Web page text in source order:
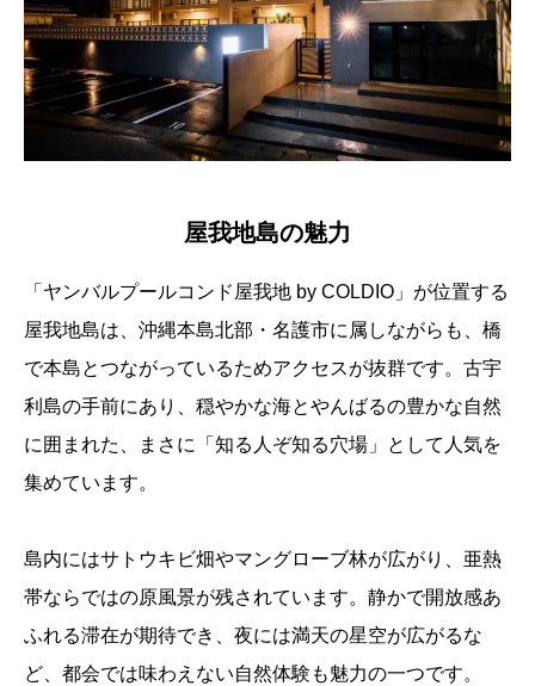
屋我地島の魅力
「ヤンバルプールコンド屋我地 by COLDIO」が位置する
屋我地島は、沖縄本島北部・名護市に属しながらも、橋
で本島とつながっているためアクセスが抜群です。古宇
利島の手前にあり、穏やかな海とやんばるの豊かな自然
に囲まれた、まさに「知る人ぞ知る穴場」として人気を
集めています。
島内にはサトウキビ畑やマングローブ林が広がり、亜熱
帯ならではの原風景が残されています。静かで開放感あ
ふれる滞在が期待でき、夜には満天の星空が広がるな
ど、都会では味わえない自然体験も魅力の一つです。